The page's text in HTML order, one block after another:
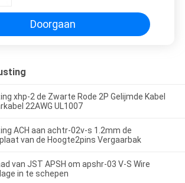
Doorgaan
xhp-2 de Zwarte Rode 2P Gelijmde Kabel
22AWG UL1007
ACH aan achtr-02v-s 1.2mm de
van de Hoogte2pins Vergaarbak
van JST APSH om apshr-03 V-S Wire
in te schepen